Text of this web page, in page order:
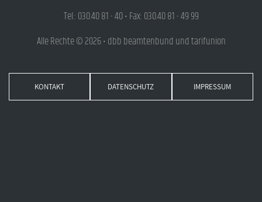
Tel.: 030.40 81 - 40 • Fax: 030.40 81 - 49 99
Alle Rechte © 2026 • dbb beamtenbund und tarifunion
KONTAKT DATENSCHUTZ IMPRESSUM